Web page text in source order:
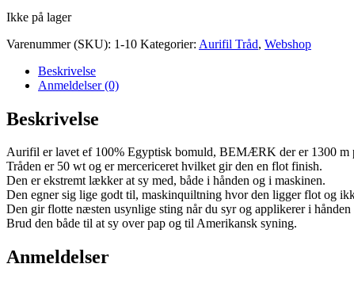
Ikke på lager
Varenummer (SKU): 1-10 Kategorier: Aurifil Tråd, Webshop
Beskrivelse
Anmeldelser (0)
Beskrivelse
Aurifil er lavet ef 100% Egyptisk bomuld, BEMÆRK der er 1300 m
Tråden er 50 wt og er mercericeret hvilket gir den en flot finish.
Den er ekstremt lækker at sy med, både i hånden og i maskinen.
Den egner sig lige godt til, maskinquiltning hvor den ligger flot og
Den gir flotte næsten usynlige sting når du syr og applikerer i
Brud den både til at sy over pap og til Amerikansk syning.
Anmeldelser